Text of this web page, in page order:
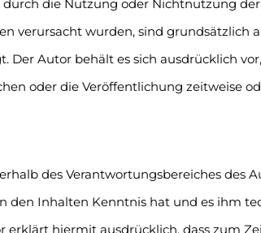
die Nutzung oder Nichtnutzung
wurden, sind grundsätzlich
Autor behält es sich ausdrücklich
oder die Veröffentlichung zeitweise
des Verantwortungsbereiches des
den Inhalten Kenntnis hat und es ihm
hiermit ausdrücklich, dass zum